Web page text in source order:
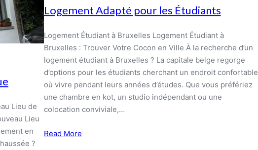
Lieu de
Lieu
en
?
Logement Adapté pour les Étudiants
Logement Étudiant à Bruxelles Logement Étudiant à
Bruxelles : Trouver Votre Cocon en Ville À la recherche d’un
logement étudiant à Bruxelles ? La capitale belge regorge
d’options pour les étudiants cherchant un endroit confortable
où vivre pendant leurs années d’études. Que vous préfériez
une chambre en kot, un studio indépendant ou une
colocation conviviale,…
Read More